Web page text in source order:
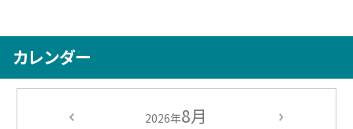
カレンダー
2026年8月